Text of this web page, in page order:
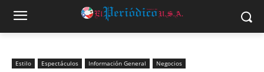
Estilo Espectáculos Información General Negocios